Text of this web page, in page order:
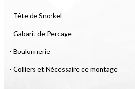
- Tête de Snorkel
- Gabarit de Percage
- Boulonnerie
- Colliers et Nécessaire de montage